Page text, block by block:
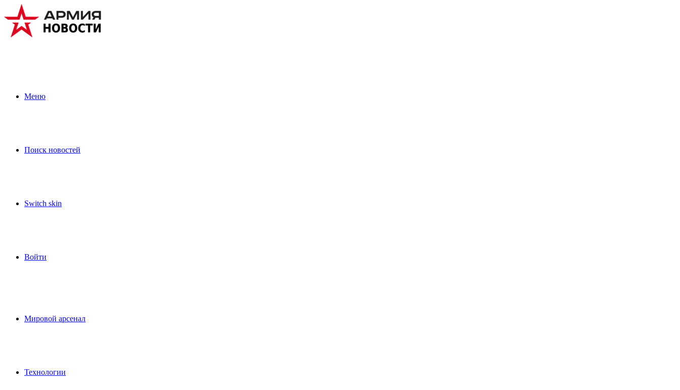
Меню
Поиск новостей
Switch skin
Войти
Мировой арсенал
Технологии